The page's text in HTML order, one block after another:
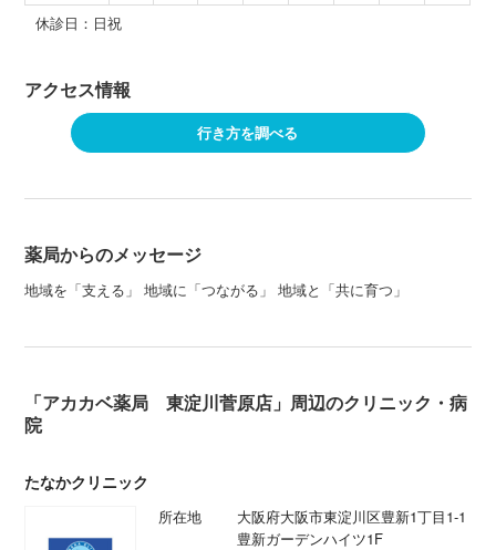
休診日：日祝
アクセス情報
行き方を調べる
薬局からのメッセージ
地域を「支える」 地域に「つながる」 地域と「共に育つ」
「アカカベ薬局 東淀川菅原店」周辺のクリニック・病
院
たなかクリニック
所在地
大阪府大阪市東淀川区豊新1丁目1-1
豊新ガーデンハイツ1F